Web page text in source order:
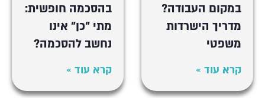
במקום העבודה?
מדריך הישרדות
משפטי
קרא עוד »
בהסכמה חופשית:
מתי "כן" אינו
נחשב להסכמה?
קרא עוד »